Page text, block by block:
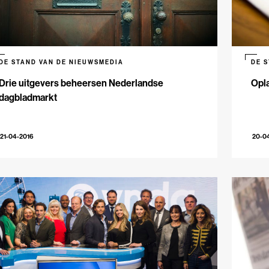
uitgevers beheersen Nederlandse
STAND VAN DE NIEUWSMEDIA
21-04-2016
DE
20-